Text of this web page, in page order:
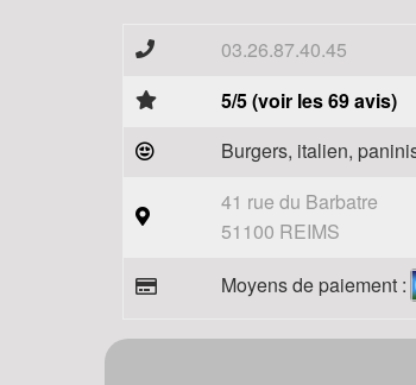
03.26.87.40.45
5/5 (voir les 69 avis)
Burgers, italien,
41 rue du Barbatre
51100 REIMS
Moyens de paiement :